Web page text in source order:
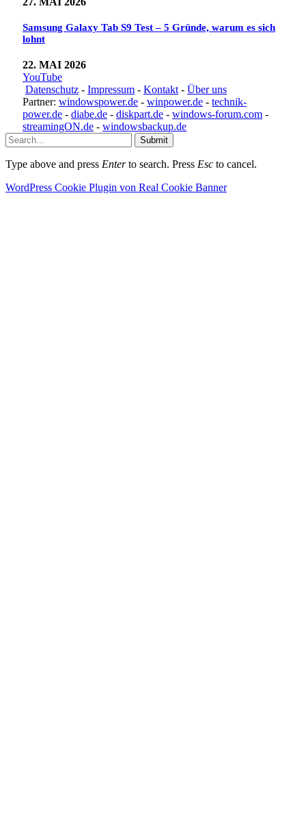
Samsung Galaxy Tab S9 Test – 5 Gründe, warum es sich
lohnt
22. MAI 2026
YouTube
Datenschutz - Impressum - Kontakt - Über uns
Partner: windowspower.de - winpower.de - technik-
power.de - diabe.de - diskpart.de - windows-forum.com -
streamingON.de - windowsbackup.de
Submit
Type above and press Enterto search. Press Esc to cancel.
WordPress Cookie Plugin von Real Cookie Banner